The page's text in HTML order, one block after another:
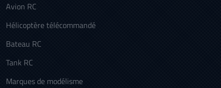
Avion RC
Hélicoptère télécommandé
Bateau RC
Tank RC
Marques de modélisme